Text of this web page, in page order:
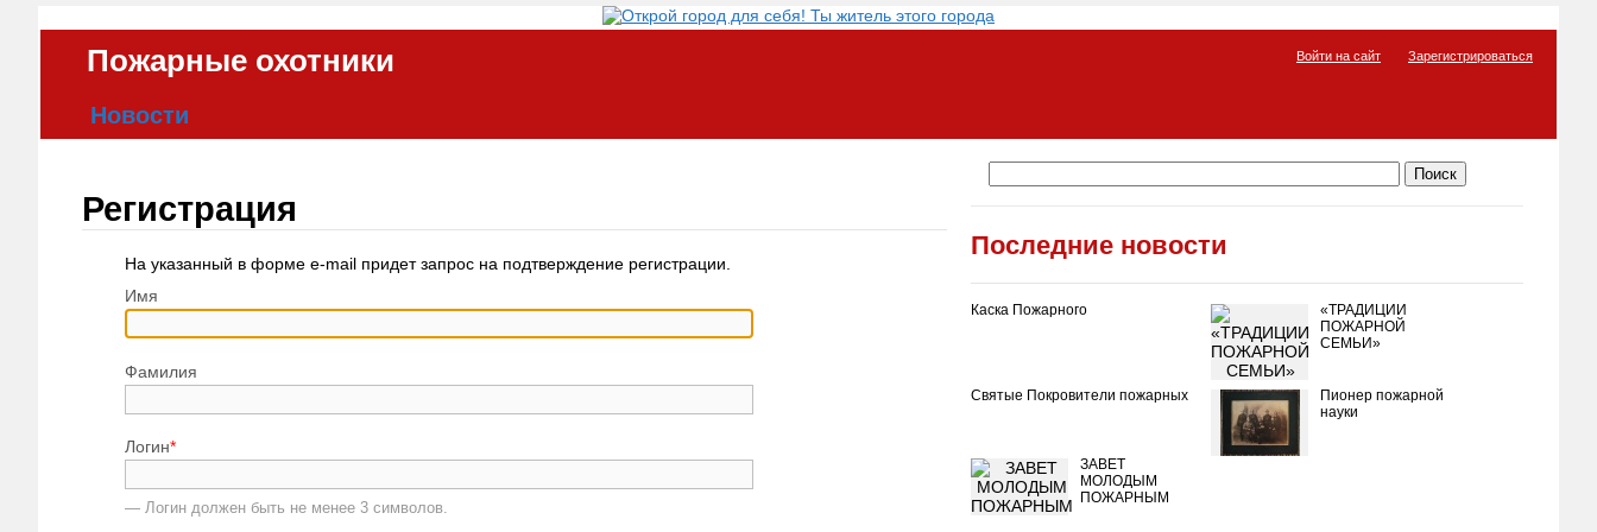
Пожарные охотники Войти на сайт Зарегистрироваться
Новости
Статьи
Фотогалереи
Форум
Объявления
О проекте
Регистрация
На указанный в форме e-mail придет запрос на подтверждение регистрации.
Имя
Фамилия
Логин*
— Логин должен быть не менее 3 символов.
Последние новости
Каска Пожарного
«ТРАДИЦИИ
ПОЖАРНОЙ
СЕМЬИ»
Святые Покровители пожарных
Пионер пожарной
науки
ЗАВЕТ
МОЛОДЫМ
ПОЖАРНЫМ